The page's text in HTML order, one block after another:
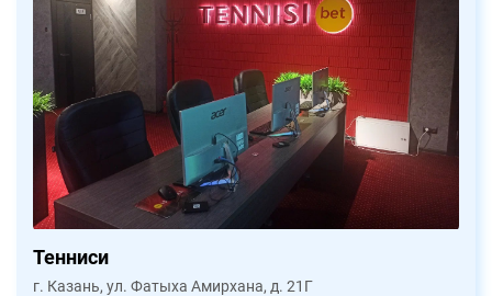
Тенниси
г. Казань, ул. Фатыха Амирхана, д. 21Г